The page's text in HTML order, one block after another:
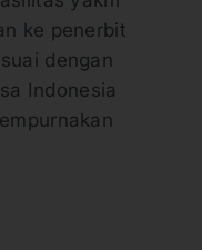
ke penerbit
dengan
Indonesia